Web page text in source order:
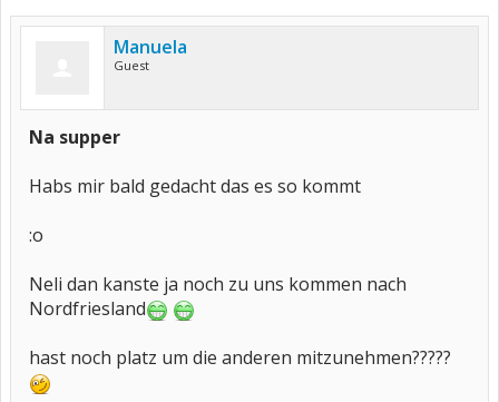
Manuela
Guest
Na supper
Habs mir bald gedacht das es so kommt
:o
Neli dan kanste ja noch zu uns kommen nach
Nordfriesland
hast noch platz um die anderen mitzunehmen?????